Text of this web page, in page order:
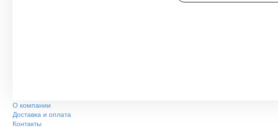
О компании
Доставка и оплата
Контакты